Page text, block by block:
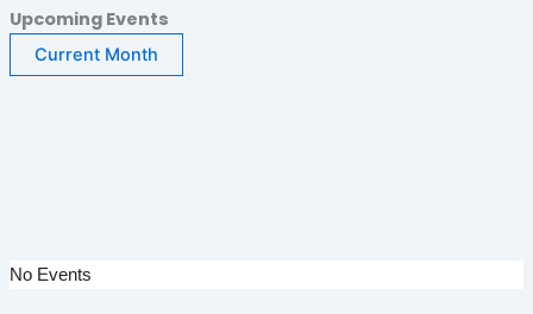
Upcoming Events
Current Month
No Events